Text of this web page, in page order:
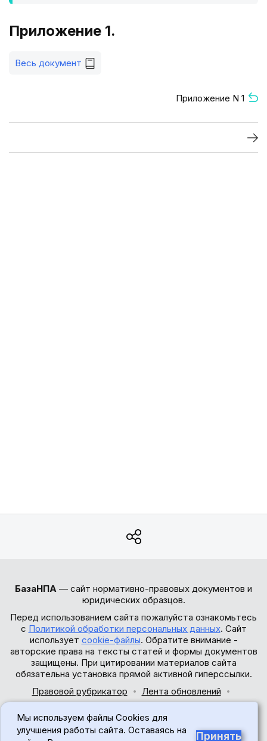
Приложение 1.
Весь документ
Приложение N 1
БазаНПА — сайт нормативно-правовых документов и
юридических образцов.
Перед использованием сайта пожалуйста ознакомьтесь
с Политикой обработки персональных данных. Сайт
использует cookie-файлы. Обратите внимание -
авторские права на тексты статей и формы документов
защищены. При цитировании материалов сайта
обязательна установка прямой активной гиперссылки.
Правовой рубрикатор
Лента обновлений
© 2017-2026
Мы используем файлы Cookies для
улучшения работы сайта. Оставаясь на
Принять